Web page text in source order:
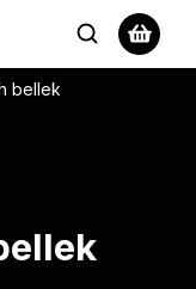
bellek